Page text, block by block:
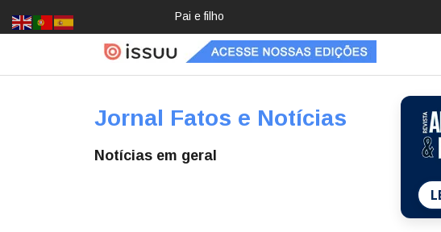
Crochê, jardinagem, diário: mulheres estão
Jornal Fatos e Notícias
Notícias em geral